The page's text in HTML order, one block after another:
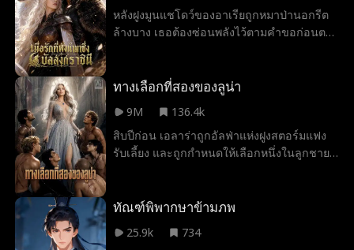
หลังฝูงมูนแชโดว์ของอาเรียถูกหมาป่านอกรีต
ล้างบาง เธอต้องซ่อนพลังไว้ตามคำขอก่อนตาย
ใช้ตำแหน่งลูน่าร่วมกัน ก่อนจะพบว่าวีร่าฆ่าพ่อ
และพบรักครั้งใหม่กับโลว์ ราชาแห่งไลแคนที่
คอยช่วย
ทางเลือกที่สองของลูน่า
9M
136.4k
สิบปีก่อน เอลาร่าถูกอัลฟ่าแห่งฝูงสตอร์มแฟง
รับเลี้ยง และถูกกำหนดให้เลือกหนึ่งในลูกชาย
ที่คอยวางแผนทำให้เอลาร่าอับอายและทรมาน
แห่งโชคชะตากับพี่น้องทั้งห้า
ทัณฑ์พิพากษาข้ามภพ
25.9k
734